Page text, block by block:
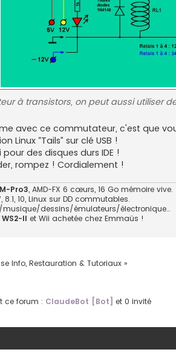
à transistors, on peut aussi utiliser
avec ce commutateur, c'est que
Linux “Tails” sur clé USB !
des disques durs IDE !
rompez ! Cordialement !
Pro3, AMD-FX 6 cœurs, 16 Go mémoire vive.
10, Linux sur DD commutables.
dessins/émulateurs/électronique…
WS2-II et Wii achetée chez Emmaüs !
Info, Restauration & Tutoriaux »
ce forum : ClaudeBot [Bot] et 0 invité